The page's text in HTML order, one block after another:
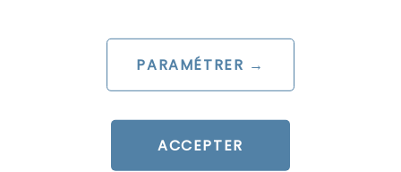
PARAMÉTRER →
ACCEPTER